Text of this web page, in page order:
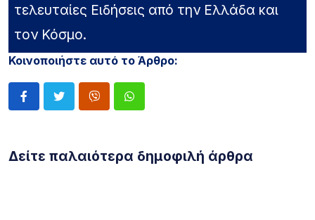
τελευταίες Ειδήσεις από την Ελλάδα και
τον Κόσμο.
Κοινοποιήστε αυτό το Άρθρο:
Δείτε παλαιότερα δημοφιλή άρθρα